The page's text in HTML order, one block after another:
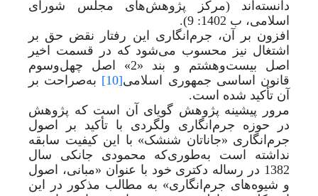
دانسته‌اند (مرکز پژوهش‌های مجلس شورای
اسلامی، ب 1402: 9).
افزون بر آن، جرم‌انگاری این رفتار نقض حق بر
اشتغال نیز محسوب می‌شود که در قسمت اخیر
اصل بیست‌و‌هشتم و بند «2» اصل چهل‌و‌سوم
قانون اساسی جمهوری اسلامی[10] به‌صراحت بر
آن تأکید شده است.
مرور پیشینه پژوهش گویای آن است که پژوهش
در حوزه جرم‌انگاری ولگردی با تأکید بر اصول
جرم‌انگاری «جاناتان شنشک» با این کیفیت سابقه
نداشته است به‌طوری‌که محمودی جانکی سال
1382 در رساله دکتری خود با عنوان «مبانی، اصول
و شیوه‌های جرم‌انگاری» به مطالب مذکور در این